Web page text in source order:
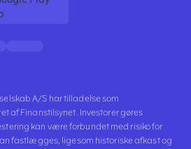
A/S har tilladelse som
af Finanstilsynet. Investorer gøres
kan være forbundet med risiko for
fastlægges, ligesom historiske afkast og